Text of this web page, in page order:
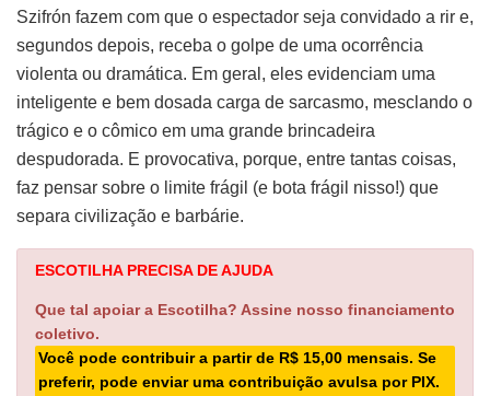
Szifrón fazem com que o espectador seja convidado a rir e,
segundos depois, receba o golpe de uma ocorrência
violenta ou dramática. Em geral, eles evidenciam uma
inteligente e bem dosada carga de sarcasmo, mesclando o
trágico e o cômico em uma grande brincadeira
despudorada. E provocativa, porque, entre tantas coisas,
faz pensar sobre o limite frágil (e bota frágil nisso!) que
separa civilização e barbárie.
ESCOTILHA PRECISA DE AJUDA
Que tal apoiar a Escotilha? Assine nosso financiamento
coletivo.
Você pode contribuir a partir de R$ 15,00 mensais. Se
preferir, pode enviar uma contribuição avulsa por PIX.